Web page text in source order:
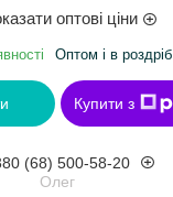
оптові ціни
Оптом і в роздріб
Купити з
(68) 500-58-20
Олег